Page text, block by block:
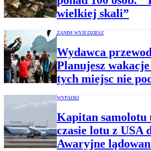
wielkiej skali”
ZANIM WYJEDZIESZ
Wydawca
Planujesz wakacje
tych miejsc nie
WYPADKI
Kapitan samolotu
czasie lotu z USA
Awaryjne